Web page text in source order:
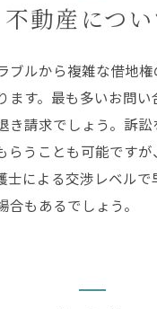
不動産につ
ブルから複雑な借地
ます。最も多いお問
き請求でしょう。訴
らうことも可能です
士による交渉レベル
合もあるでしょう。